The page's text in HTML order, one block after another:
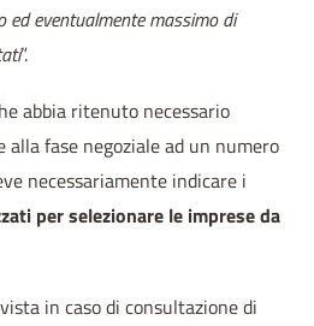
ed eventualmente massimo di
”.
abbia ritenuto necessario
fase negoziale ad un numero
necessariamente indicare i
per selezionare le imprese da
in caso di consultazione di